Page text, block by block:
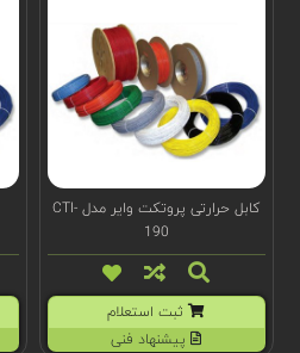
کابل حرارتی پروتکت وایر مدل CTI-
190
ثبت استعلام
پیشنهاد فنی